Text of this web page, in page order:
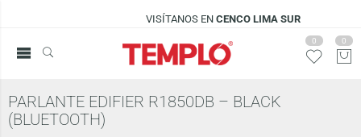
VISÍTANOS ENCENCO LIMA SUR
0 0
PARLANTE EDIFIER R1850DB – BLACK
(BLUETOOTH)